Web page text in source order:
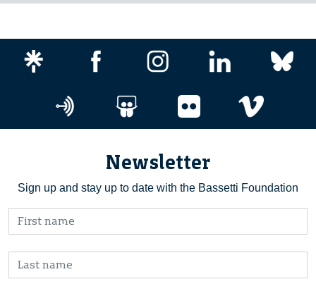
Newsletter
Sign up and stay up to date with the Bassetti Foundation